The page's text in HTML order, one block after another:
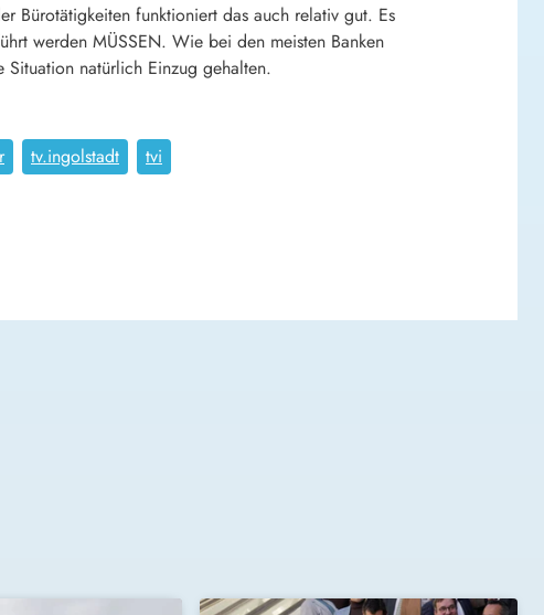
Bürotätigkeiten funktioniert das auch relativ gut. Es
werden MÜSSEN. Wie bei den meisten Banken
natürlich Einzug gehalten.
tv.ingolstadt tvi